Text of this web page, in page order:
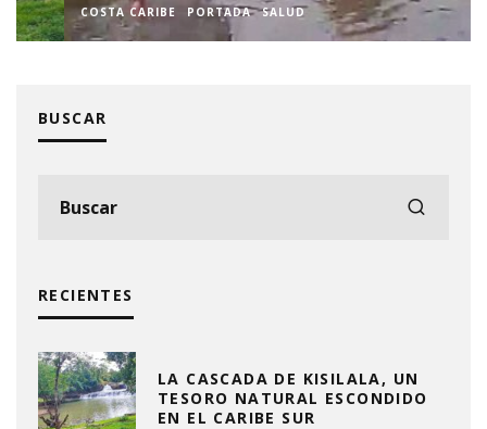
COSTA CARIBE PORTADA SALUD
BUSCAR
RECIENTES
LA CASCADA DE KISILALA, UN
TESORO NATURAL ESCONDIDO
EN EL CARIBE SUR